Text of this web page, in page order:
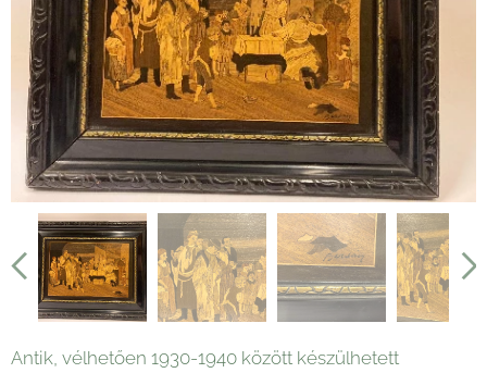
Antik, vélhetően 1930-1940 között készülhetett